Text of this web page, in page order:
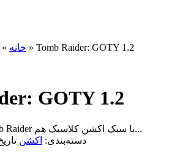
خانه » » Tomb Raider: GOTY 1.2
GOTY 1.2
بازی فوق العاده Tomb Raider با سبک اکشن کلاسیک هم...
دسته‌بندی: اکشن تاریخ